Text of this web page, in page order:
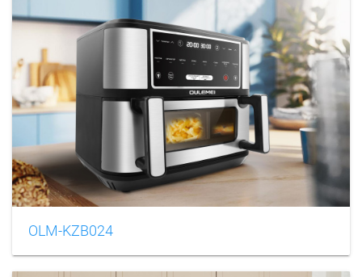
OLM-KZB024